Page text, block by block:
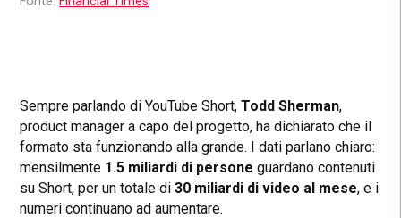
Sempre parlando di YouTube Short,Todd Sherman,
product manager a capo del progetto, ha dichiarato che il
formato sta funzionando alla grande. I dati parlano chiaro:
mensilmente 1.5 miliardi di persone guardano contenuti
su Short, per un totale di30 miliardi di video al mese, e i
numeri continuano ad aumentare.